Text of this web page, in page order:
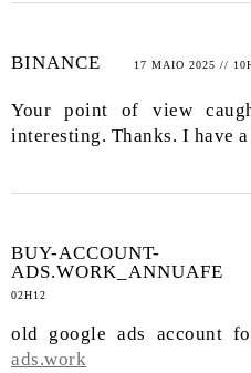
BINANCE 17 MAIO 2025 //
Your point of view
interesting. Thanks. I have
BUY-ACCOUNT-
ADS.WORK_ANNUAFE
02H12
old google ads account
ads.work